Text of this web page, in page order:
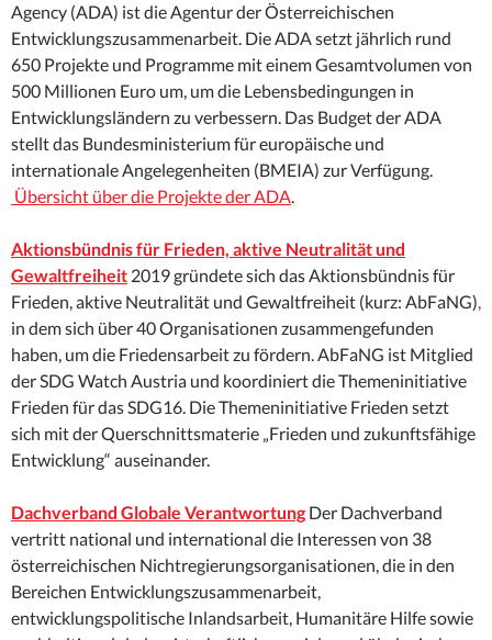
Agency (ADA) ist die Agentur der Österreichischen
Entwicklungszusammenarbeit. Die ADA setzt jährlich rund
650 Projekte und Programme mit einem Gesamtvolumen von
500 Millionen Euro um, um die Lebensbedingungen in
Entwicklungsländern zu verbessern. Das Budget der ADA
stellt das Bundesministerium für europäische und
internationale Angelegenheiten (BMEIA) zur Verfügung.
Übersicht über die Projekte der ADA.
Aktionsbündnis für Frieden, aktive Neutralität und
Gewaltfreiheit 2019 gründete sich das Aktionsbündnis für
Frieden, aktive Neutralität und Gewaltfreiheit (kurz: AbFaNG),
in dem sich über 40 Organisationen zusammengefunden
haben, um die Friedensarbeit zu fördern. AbFaNG ist Mitglied
der SDG Watch Austria und koordiniert die Themeninitiative
Frieden für das SDG16. Die Themeninitiative Frieden setzt
sich mit der Querschnittsmaterie „Frieden und zukunftsfähige
Entwicklung“ auseinander.
Dachverband Globale Verantwortung Der Dachverband
vertritt national und international die Interessen von 38
österreichischen Nichtregierungsorganisationen, die in den
Bereichen Entwicklungszusammenarbeit,
entwicklungspolitische Inlandsarbeit, Humanitäre Hilfe sowie